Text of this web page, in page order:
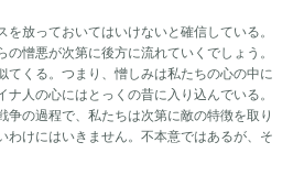
を放っておいてはいけないと確信している。
の憎悪が次第に後方に流れていくでしょう。
てくる。つまり、憎しみは私たちの心の中に
ナ人の心にはとっくの昔に入り込んでいる。
争の過程で、私たちは次第に敵の特徴を取り
わけにはいきません。不本意ではあるが、そ